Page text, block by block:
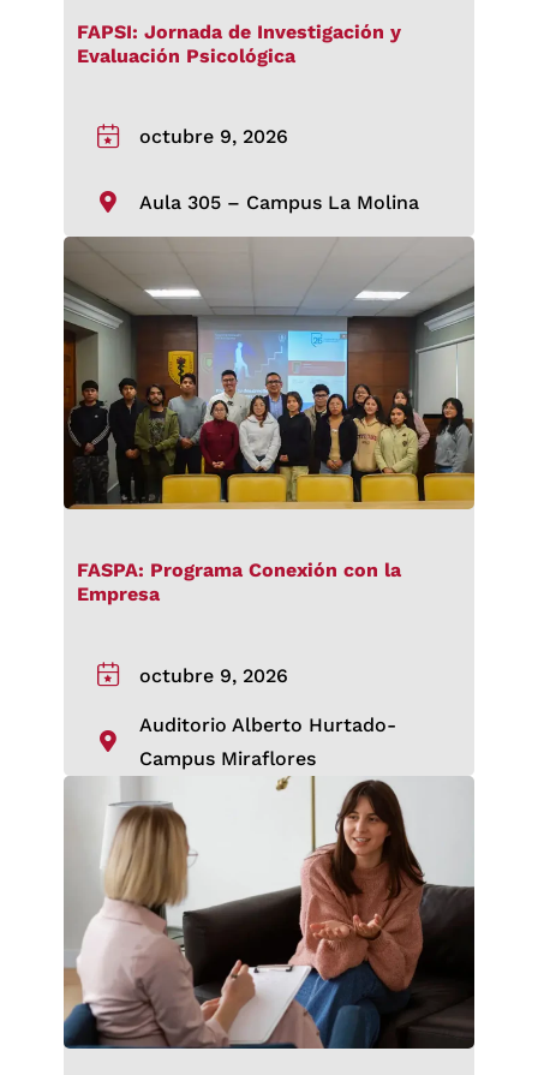
FAPSI: Jornada de Investigación y
Evaluación Psicológica
octubre 9, 2026
Aula 305 – Campus La Molina
FASPA: Programa Conexión con la
Empresa
octubre 9, 2026
Auditorio Alberto Hurtado-
Campus Miraflores